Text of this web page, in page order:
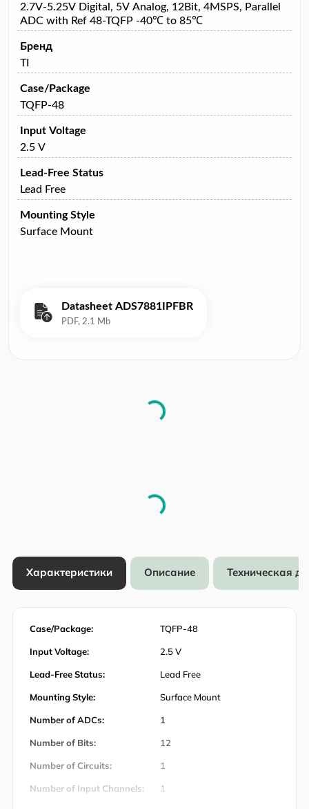
2.7V-5.25V Digital, 5V Analog, 12Bit, 4MSPS, Parallel
ADC with Ref 48-TQFP -40℃ to 85℃
Бренд
TI
Case/Package
TQFP-48
Input Voltage
2.5 V
Lead-Free Status
Lead Free
Mounting Style
Surface Mount
Datasheet ADS7881IPFBR
Характеристики Описание Техническая
Case/Package: TQFP-48
Input Voltage: 2.5 V
Lead-Free Status: Lead Free
Mounting Style: Surface Mount
Number of ADCs: 1
Number of Bits: 12
Number of Circuits: 1
Number of Input Channels: 1